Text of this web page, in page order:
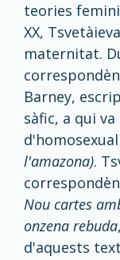
teories
XX,
maternitat.
Barney,
sàfic, a qui
l'amazona).
Nou cartes
onzena rebuda
d'aquests